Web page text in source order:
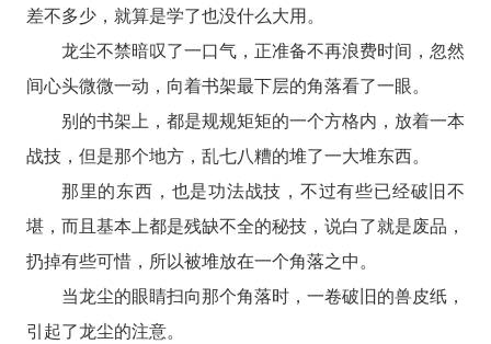
差不多少，就算是学了也没什么大用。
龙尘不禁暗叹了一口气，正准备不再浪费时间，忽然
间心头微微一动，向着书架最下层的角落看了一眼。
别的书架上，都是规规矩矩的一个方格内，放着一本
战技，但是那个地方，乱七八糟的堆了一大堆东西。
那里的东西，也是功法战技，不过有些已经破旧不
堪，而且基本上都是残缺不全的秘技，说白了就是废品，
扔掉有些可惜，所以被堆放在一个角落之中。
当龙尘的眼睛扫向那个角落时，一卷破旧的兽皮纸，
引起了龙尘的注意。